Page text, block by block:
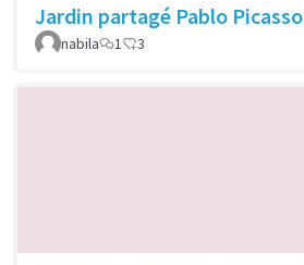
Jardin partagé Pablo Picasso
nabila
1 3